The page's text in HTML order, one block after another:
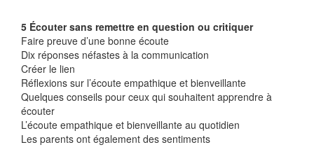
5 Écouter sans remettre en question ou critiquer
Faire preuve d’une bonne écoute
Dix réponses néfastes à la communication
Créer le lien
Réflexions sur l’écoute empathique et bienveillante
Quelques conseils pour ceux qui souhaitent apprendre à
écouter
L’écoute empathique et bienveillante au quotidien
Les parents ont également des sentiments